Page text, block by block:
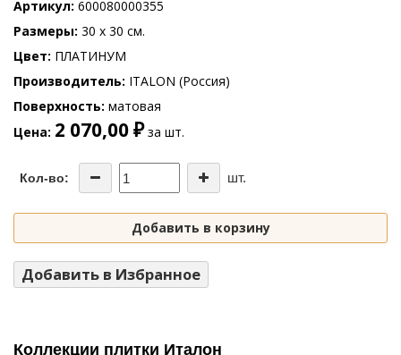
Артикул 600080000355
Размеры 30 x 30 см.
Цвет ПЛАТИНУМ
Производитель ITALON (Россия)
Поверхность матовая
Цена 2 070,00 ₽за шт.
Кол-во: шт.
Добавить в корзину
Добавить в Избранное
Коллекции плитки Италон